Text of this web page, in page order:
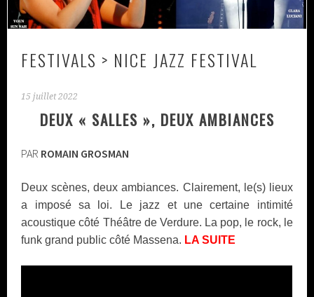
FESTIVALS > NICE JAZZ FESTIVAL
15 juillet 2022
DEUX « SALLES », DEUX AMBIANCES
PAR ROMAIN GROSMAN
Deux scènes, deux ambiances. Clairement, le(s) lieux
a imposé sa loi. Le jazz et une certaine intimité
acoustique côté Théâtre de Verdure. La pop, le rock, le
funk grand public côté Massena. LA SUITE